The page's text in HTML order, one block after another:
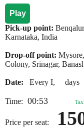
Play
Pick-up point:
Karnataka, India
Drop-off point:
Colony, Srinagar,
Date: Every I, days
Time: 00:53
Price per seat: